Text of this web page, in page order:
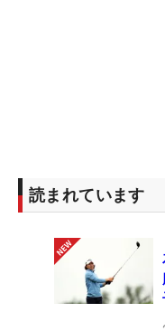
読まれています